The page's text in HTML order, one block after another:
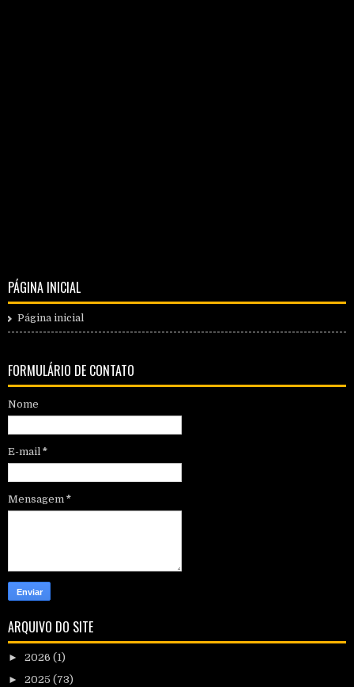
PÁGINA INICIAL
Página inicial
FORMULÁRIO DE CONTATO
Nome
E-mail *
Mensagem *
ARQUIVO DO SITE
► 2026 (1)
► 2025 (73)